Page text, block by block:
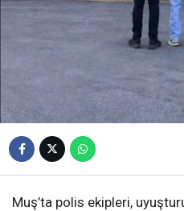
Muş’ta polis ekipleri,